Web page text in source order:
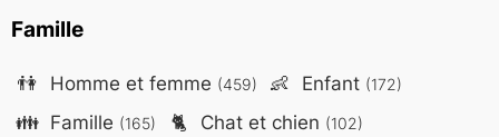
Famille
👫 Homme et femme (459) 👶 Enfant (172)
👪 Famille (165) 🐈 Chat et chien (102)